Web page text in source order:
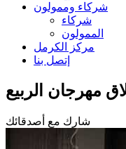
شركاء وممولون
شركاء
الممولون
مركز الكرمل
إتصل بنا
مهرجان الربيع
شارك مع أصدقائك